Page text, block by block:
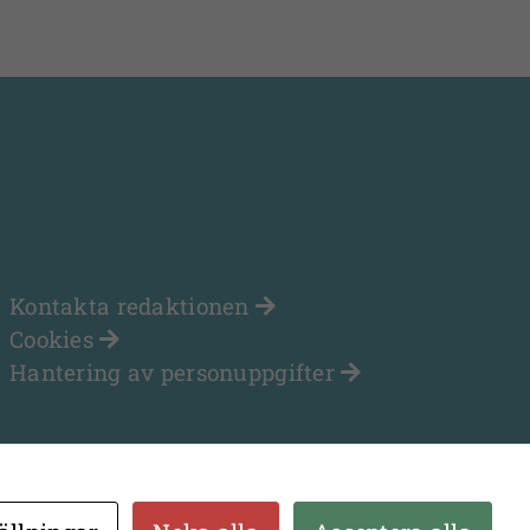
Kontakta redaktionen
Cookies
Hantering av personuppgifter